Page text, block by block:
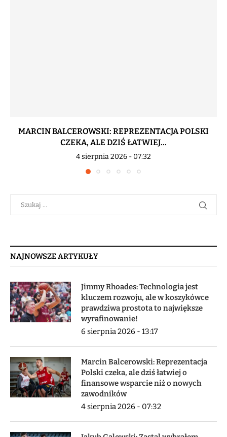
MARCIN BALCEROWSKI: REPREZENTACJA POLSKI
CZEKA, ALE DZIŚ ŁATWIEJ...
4 sierpnia 2026 - 07:32
NAJNOWSZE ARTYKUŁY
Jimmy Rhoades: Technologia jest
kluczem rozwoju, ale w koszykówce
prawdziwa prostota to największe
wyrafinowanie!
6 sierpnia 2026 - 13:17
Marcin Balcerowski: Reprezentacja
Polski czeka, ale dziś łatwiej o
finansowe wsparcie niż o nowych
zawodników
4 sierpnia 2026 - 07:32